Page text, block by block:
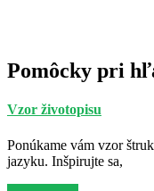
Pomôcky pri
Vzor životopisu
Ponúkame vám vzor
jazyku. Inšpirujte sa,